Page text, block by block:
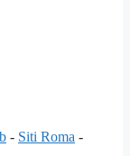
- Siti Roma -